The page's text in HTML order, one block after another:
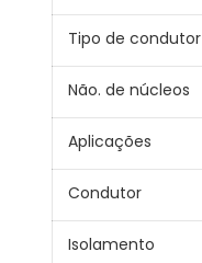
Tipo de condutor
Não. de núcleos
Aplicações
Condutor
Isolamento